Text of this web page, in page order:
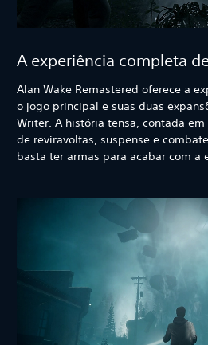
A experiência completa
Alan Wake Remastered oferece a
o jogo principal e suas duas
Writer. A história tensa, contada
de reviravoltas, suspense e
basta ter armas para acabar com a